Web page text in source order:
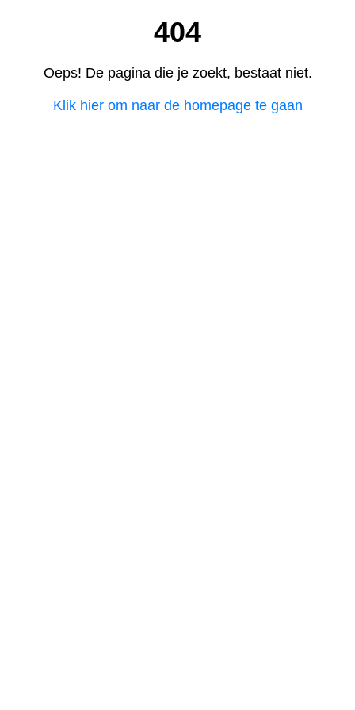
404
Oeps! De pagina die je zoekt, bestaat niet.
Klik hier om naar de homepage te gaan